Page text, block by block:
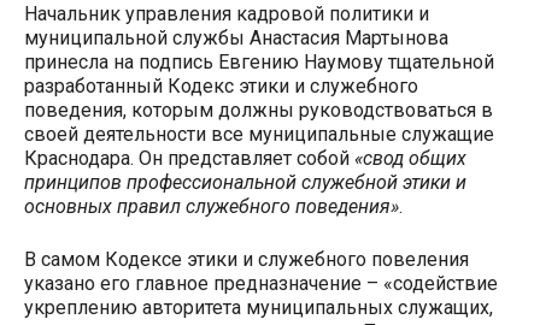
Начальник управления кадровой политики и
муниципальной службы Анастасия Мартынова
принесла на подпись Евгению Наумову тщательной
разработанный Кодекс этики и служебного
поведения, которым должны руководствоваться в
своей деятельности все муниципальные служащие
Краснодара. Он представляет собой «свод общих
принципов профессиональной служебной этики и
основных правил служебного поведения».
В самом Кодексе этики и служебного повеления
указано его главное предназначение – «содействие
укреплению авторитета муниципальных служащих,